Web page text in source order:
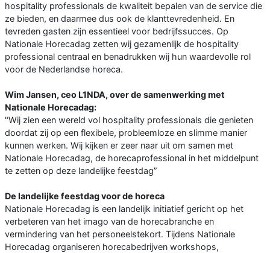
hospitality professionals de kwaliteit bepalen van de service die
ze bieden, en daarmee dus ook de klanttevredenheid. En
tevreden gasten zijn essentieel voor bedrijfssucces. Op
Nationale Horecadag zetten wij gezamenlijk de hospitality
professional centraal en benadrukken wij hun waardevolle rol
voor de Nederlandse horeca.
Wim Jansen, ceo L1NDA, over de samenwerking met
Nationale Horecadag:
"Wij zien een wereld vol hospitality professionals die genieten
doordat zij op een flexibele, probleemloze en slimme manier
kunnen werken. Wij kijken er zeer naar uit om samen met
Nationale Horecadag, de horecaprofessional in het middelpunt
te zetten op deze landelijke feestdag”
De landelijke feestdag voor de horeca
Nationale Horecadag is een landelijk initiatief gericht op het
verbeteren van het imago van de horecabranche en
vermindering van het personeelstekort. Tijdens Nationale
Horecadag organiseren horecabedrijven workshops,